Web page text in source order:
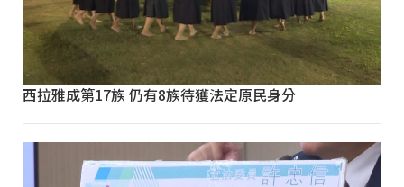
西拉雅成第17族 仍有8族待獲法定原民身分